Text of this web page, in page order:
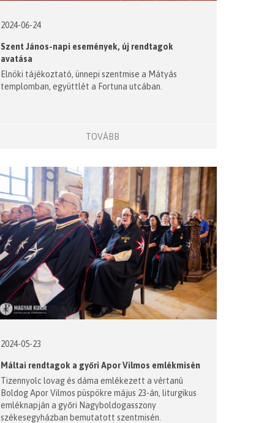
2024-06-24
Szent János-napi események, új rendtagok
avatása
Elnöki tájékoztató, ünnepi szentmise a Mátyás
templomban, együttlét a Fortuna utcában.
TOVÁBB
2024-05-23
Máltai rendtagok a győri Apor Vilmos emlékmisén
Tizennyolc lovag és dáma emlékezett a vértanú
Boldog Apor Vilmos püspökre május 23-án, liturgikus
emléknapján a győri Nagyboldogasszony
székesegyházban bemutatott szentmisén.